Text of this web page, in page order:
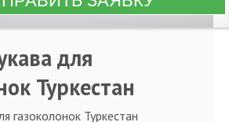
для
Туркестан
газоколонок Туркестан